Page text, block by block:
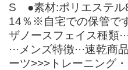
S ●素材:ポリエステル
14％※自宅での保管で
ザノースフェイス種類
···メンズ特徴···速乾
ーツ>>>トレーニング